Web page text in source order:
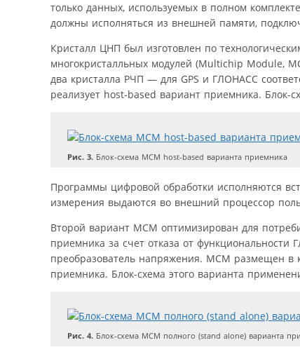
только данных, используемых в полном
должны исполняться из внешней памяти,
Кристалл ЦНП был изготовлен по
многокристалльных модулей (Multichip Module,
два кристалла РЧП — для GPS и ГЛОНАСС
реализует host-based вариант приемника.
Рис. 3. Блок-схема МСМ host-based варианта приемника
Программы цифровой обработки исполняются
измерения выдаются во внешний процессор
Второй вариант МСМ оптимизирован для
приемника за счет отказа от
преобразователь напряжения. МСМ размещен в
приемника. Блок-схема этого варианта
Рис. 4. Блок-схема МСМ полного (stand alone) варианта